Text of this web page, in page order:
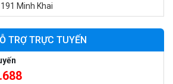
Minh Khai
TRỢ TRỰC TUYẾN
3 bánh trẻ em 968
₫
₫